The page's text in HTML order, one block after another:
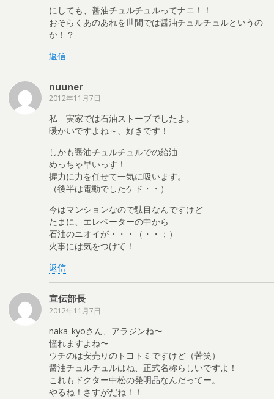
にしても、醤油チュルチュルってナニ！！
おそらくあのあれを世間では醤油チュルチュルというの
か！？
返信
nuuner
2012年11月7日
私 実家では石油ストーブでしたよ。
暖かいですよね～、好きです！
しかも醤油チュルチュルでの給油
めっちゃ早いっす！
握力に力を任せて一気に吸います。
（後半は電動でしたケド・・）
今はマンションなので駄目なんですけど
たまに、エレベーターの中から
石油のニオイが・・・（・・；）
火事には気をつけて！
返信
宣伝部長
2012年11月7日
naka_kyoさん、アラジンね〜
憧れますよね〜
ウチのは安売りのトヨトミですけど（苦笑）
醤油チュルチュルはね、正式名称らしいですよ！
これもドクター中松の発明品なんだってー。
やるね！さすがだね！！